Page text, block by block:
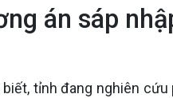
án sáp
tỉnh đang nghiên